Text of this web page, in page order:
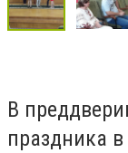
В
праздника